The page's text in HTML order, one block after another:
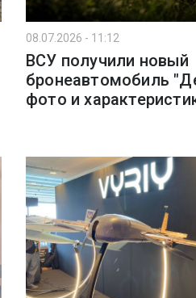
08.07.2026 - 11:12
ВСУ получили новый
бронеавтомобиль
фото и